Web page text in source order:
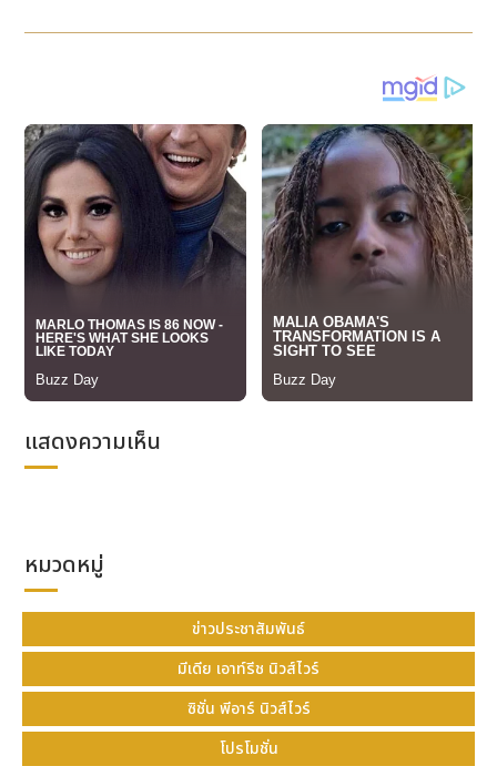
แสดงความเห็น
หมวดหมู่
ข่าวประชาสัมพันธ์
มีเดีย เอาท์รีช นิวส์ไวร์
ซิชั่น พีอาร์ นิวส์ไวร์
โปรโมชั่น